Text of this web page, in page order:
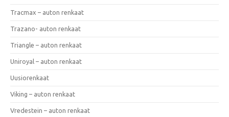
Tracmax – auton renkaat
Trazano- auton renkaat
Triangle – auton renkaat
Uniroyal – auton renkaat
Uusiorenkaat
Viking – auton renkaat
Vredestein – auton renkaat